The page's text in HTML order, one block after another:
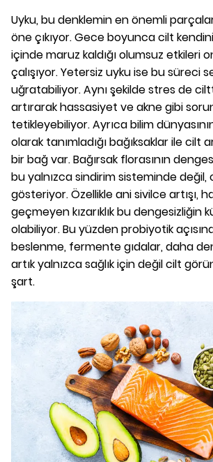
Uyku, bu denklemin en önemli
öne çıkıyor. Gece boyunca cilt
içinde maruz kaldığı olumsuz etkileri
çalışıyor. Yetersiz uyku ise bu süreci
uğratabiliyor. Aynı şekilde stres de
artırarak hassasiyet ve akne gibi
tetikleyebiliyor. Ayrıca bilim
olarak tanımladığı bağıksaklar ile cilt
bir bağ var. Bağırsak florasının
bu yalnızca sindirim sisteminde
gösteriyor. Özellikle ani sivilce artışı,
geçmeyen kızarıklık bu dengesizliğin
olabiliyor. Bu yüzden probiyotik
beslenme, fermente gıdalar, daha
artık yalnızca sağlık için değil cilt
şart.